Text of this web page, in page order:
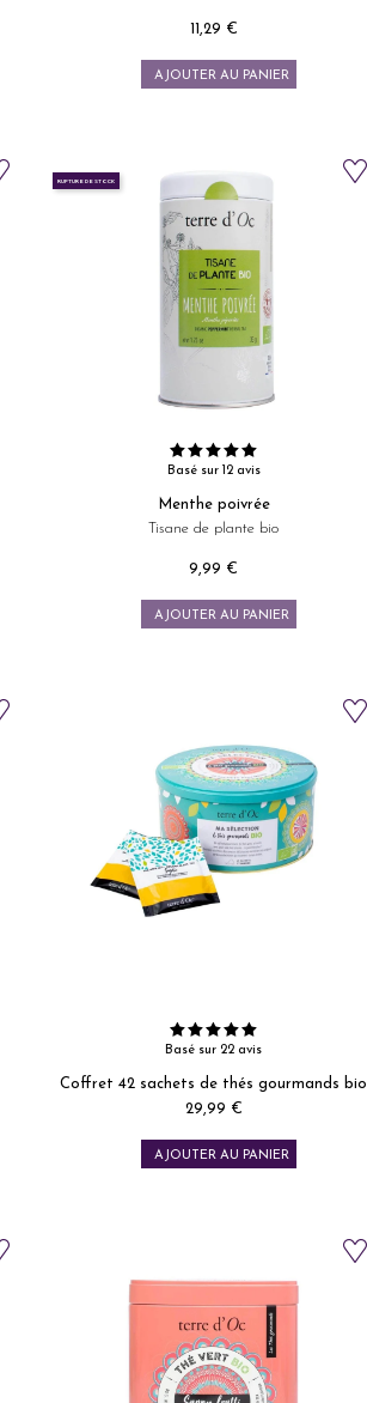
Prix
11,29 €
AJOUTER AU PANIER
RUPTURE DE STOCK
Basé sur 12 avis
Menthe poivrée
Tisane de plante bio
Prix
9,99 €
AJOUTER AU PANIER
Basé sur 22 avis
Coffret 42 sachets de thés gourmands bio
Prix
29,99 €
AJOUTER AU PANIER